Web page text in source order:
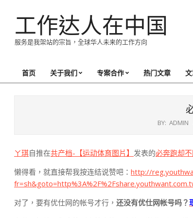
工作达人在中国
服务是我架站的宗旨，全球华人未来的工作方向
Primary
首页 关于我们 专案合作 热门文章
BY: ADMIN
ㄚ琪自推在共产档-【运动体育图片】 发表的必奔跑却
懒得看，就直接帮我按连结说赞吧： http://
对了，要有优仕网的帐号才行， 还没有优仕网帐号吗？